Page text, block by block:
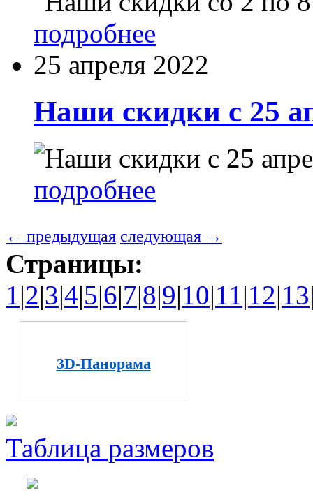
подробнее
25 апреля 2022
Наши скидки с 25
подробнее
← предыдущая следующая →
Страницы:
1|2|3|4|5|6|7|8|9|10|11|12|13
3D-Панорама
Таблица размеров